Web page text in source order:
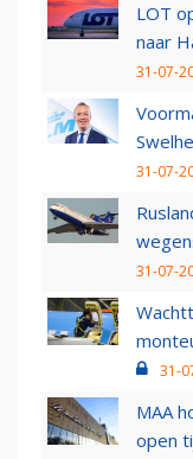
LOT
naar
31-07-
31-07-
31-07-
31-
MAA
open